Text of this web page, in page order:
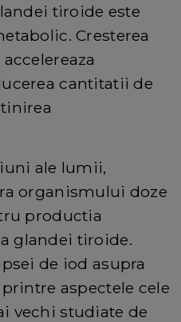
tiroide este
Cresterea
cantitatii de
ale lumii,
organismului doze
productia
glandei tiroide.
de iod asupra
aspectele cele
vechi studiate de